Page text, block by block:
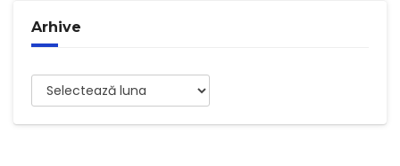
Arhive
Arhive